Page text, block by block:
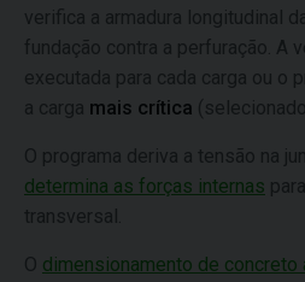
verifica a armadura longitudinal
fundação contra a perfuração. A
executada para cada carga ou o
a carga mais crítica
O programa deriva a tensão na
determina as forças internas
transversal.
O dimensionamento de concreto